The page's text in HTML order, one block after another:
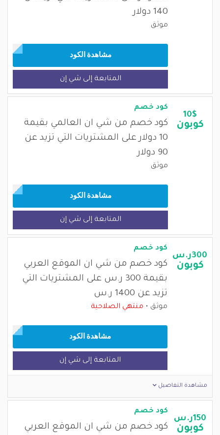
140 دولار
موثق
مشاهدة الكود
المتابعة إلى شي إن
10$
كوبون
كود خصم
كود خصم من شي ان العالمي بقيمة
10 دولار على المشتريات التي تزيد عن
90 دولار
موثق
مشاهدة الكود
المتابعة إلى شي إن
300ر.س
كوبون
كود خصم
كود خصم من شي ان الموقع العربي
بقيمة 300 ر.س على المشتريات التي
تزيد عن 1400 ر.س
موثق منتهي الصلاحية
مشاهدة الكود
المتابعة إلى شي إن
مشاهدة التفاصيل
150ر.س
كوبون
كود خصم
كود خصم من شي ان الموقع العربي